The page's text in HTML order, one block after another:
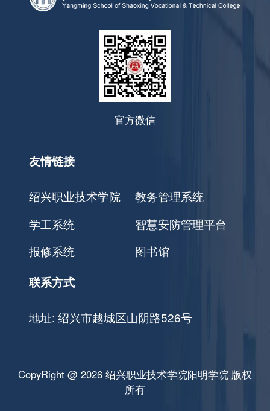
官方微信
友情链接
绍兴职业技术学院
教务管理系统
学工系统
智慧安防管理平台
报修系统
图书馆
联系方式
地址: 绍兴市越城区山阴路526号
CopyRight @ 2026 绍兴职业技术学院阳明学院 版权
所有